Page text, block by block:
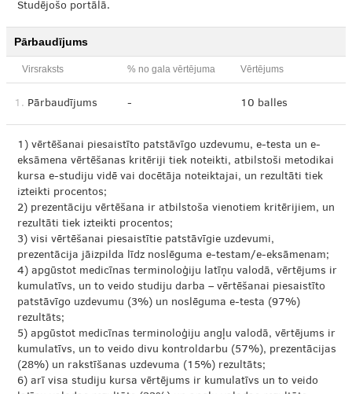
Studējošo portālā.
Pārbaudījums
Virsraksts % no gala vērtējuma Vērtējums
1. Pārbaudījums - 10 balles
1) vērtēšanai piesaistīto patstāvīgo uzdevumu, e-testa un e-
eksāmena vērtēšanas kritēriji tiek noteikti, atbilstoši metodikai
kursa e-studiju vidē vai docētāja noteiktajai, un rezultāti tiek
izteikti procentos;
2) prezentāciju vērtēšana ir atbilstoša vienotiem kritērijiem, un
rezultāti tiek izteikti procentos;
3) visi vērtēšanai piesaistītie patstāvīgie uzdevumi,
prezentācija jāizpilda līdz noslēguma e-testam/e-eksāmenam;
4) apgūstot medicīnas terminoloģiju latīņu valodā, vērtējums ir
kumulatīvs, un to veido studiju darba – vērtēšanai piesaistīto
patstāvīgo uzdevumu (3%) un noslēguma e-testa (97%)
rezultāts;
5) apgūstot medicīnas terminoloģiju angļu valodā, vērtējums ir
kumulatīvs, un to veido divu kontroldarbu (57%), prezentācijas
(28%) un rakstīšanas uzdevuma (15%) rezultāts;
6) arī visa studiju kursa vērtējums ir kumulatīvs un to veido